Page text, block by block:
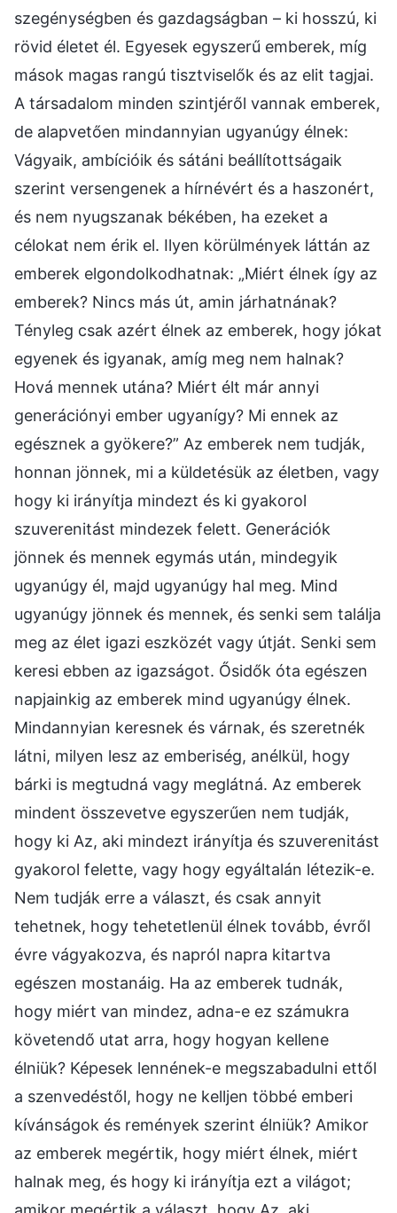
szegénységben és gazdagságban – ki hosszú, ki
rövid életet él. Egyesek egyszerű emberek, míg
mások magas rangú tisztviselők és az elit tagjai.
A társadalom minden szintjéről vannak emberek,
de alapvetően mindannyian ugyanúgy élnek:
Vágyaik, ambícióik és sátáni beállítottságaik
szerint versengenek a hírnévért és a haszonért,
és nem nyugszanak békében, ha ezeket a
célokat nem érik el. Ilyen körülmények láttán az
emberek elgondolkodhatnak: „Miért élnek így az
emberek? Nincs más út, amin járhatnának?
Tényleg csak azért élnek az emberek, hogy jókat
egyenek és igyanak, amíg meg nem halnak?
Hová mennek utána? Miért élt már annyi
generációnyi ember ugyanígy? Mi ennek az
egésznek a gyökere?” Az emberek nem tudják,
honnan jönnek, mi a küldetésük az életben, vagy
hogy ki irányítja mindezt és ki gyakorol
szuverenitást mindezek felett. Generációk
jönnek és mennek egymás után, mindegyik
ugyanúgy él, majd ugyanúgy hal meg. Mind
ugyanúgy jönnek és mennek, és senki sem találja
meg az élet igazi eszközét vagy útját. Senki sem
keresi ebben az igazságot. Ősidők óta egészen
napjainkig az emberek mind ugyanúgy élnek.
Mindannyian keresnek és várnak, és szeretnék
látni, milyen lesz az emberiség, anélkül, hogy
bárki is megtudná vagy meglátná. Az emberek
mindent összevetve egyszerűen nem tudják,
hogy ki Az, aki mindezt irányítja és szuverenitást
gyakorol felette, vagy hogy egyáltalán létezik-e.
Nem tudják erre a választ, és csak annyit
tehetnek, hogy tehetetlenül élnek tovább, évről
évre vágyakozva, és napról napra kitartva
egészen mostanáig. Ha az emberek tudnák,
hogy miért van mindez, adna-e ez számukra
követendő utat arra, hogy hogyan kellene
élniük? Képesek lennének-e megszabadulni ettől
a szenvedéstől, hogy ne kelljen többé emberi
kívánságok és remények szerint élniük? Amikor
az emberek megértik, hogy miért élnek, miért
halnak meg, és hogy ki irányítja ezt a világot;